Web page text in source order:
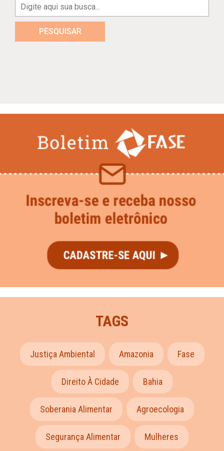
PESQUISAR
TAGS
Justiça Ambiental Amazonia Fase
Direito À Cidade Bahia
Soberania Alimentar Agroecologia
Segurança Alimentar Mulheres